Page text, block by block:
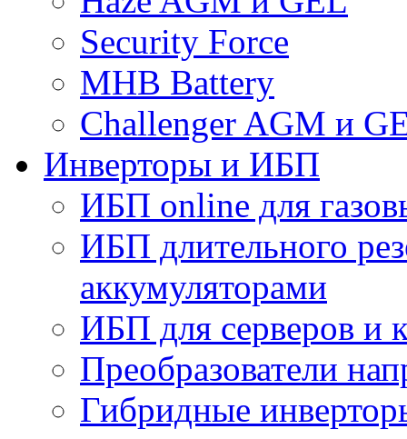
Security Force
MHB Battery
Challenger AGM и
Инверторы и ИБП
ИБП online для
ИБП длительного
аккумуляторами
ИБП для серверов и
Преобразователи
Гибридные